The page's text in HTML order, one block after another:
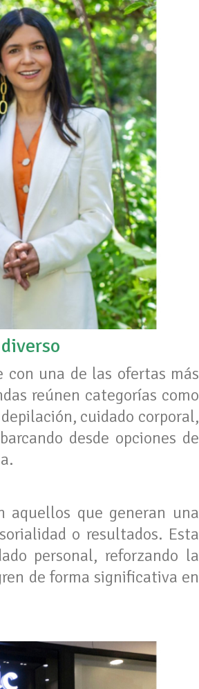
con una de las ofertas más
reúnen categorías como
cuidado corporal,
desde opciones de
aquellos que generan una
o resultados. Esta
personal, reforzando la
de forma significativa en